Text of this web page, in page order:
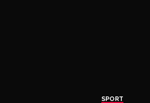
SPORT